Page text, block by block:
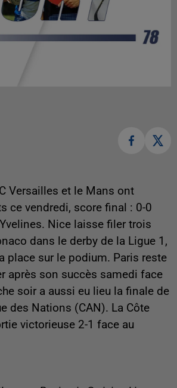
Versailles et le Mans ont
ce vendredi, score final : 0-0
Nice laisse filer trois
dans le derby de la Ligue 1,
place sur le podium. Paris reste
après son succès samedi face
soir a aussi eu lieu la finale de
des Nations (CAN). La Côte
victorieuse 2-1 face au